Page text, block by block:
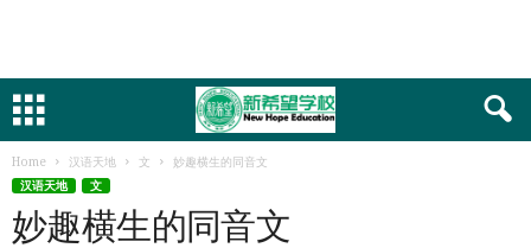
Home 汉语天地 文
妙趣横生的同音文
汉语天地
文
妙趣横生的同音文